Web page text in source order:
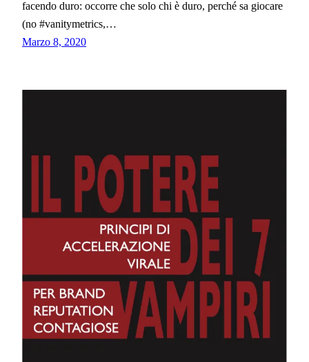
facendo duro: occorre che solo chi è duro, perché sa giocare
(no #vanitymetrics,…
Marzo 8, 2020